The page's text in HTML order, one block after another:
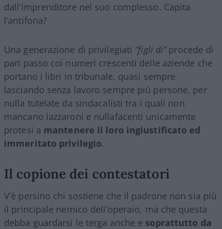
dall’imprenditore nel suo complesso. Capita
l’antifona?
Una generazione di privilegiati “figli di”procede di
pari passo coi numeri crescenti delle aziende che
portano i libri in tribunale, quasi sempre
lasciando senza lavoro sempre più persone, per
nulla tutelate da sindacalisti tra i quali non
mancano lazzaroni e nullafacenti unicamente
protesi a mantenere il loro ingiustificato ed
immeritato privilegio.
Il copione dei contestatori
V’è persino chi sostiene che il padrone non sia più
il principale nemico dell’operaio, ma che questa
debba guardarsi le terga anche e soprattutto da